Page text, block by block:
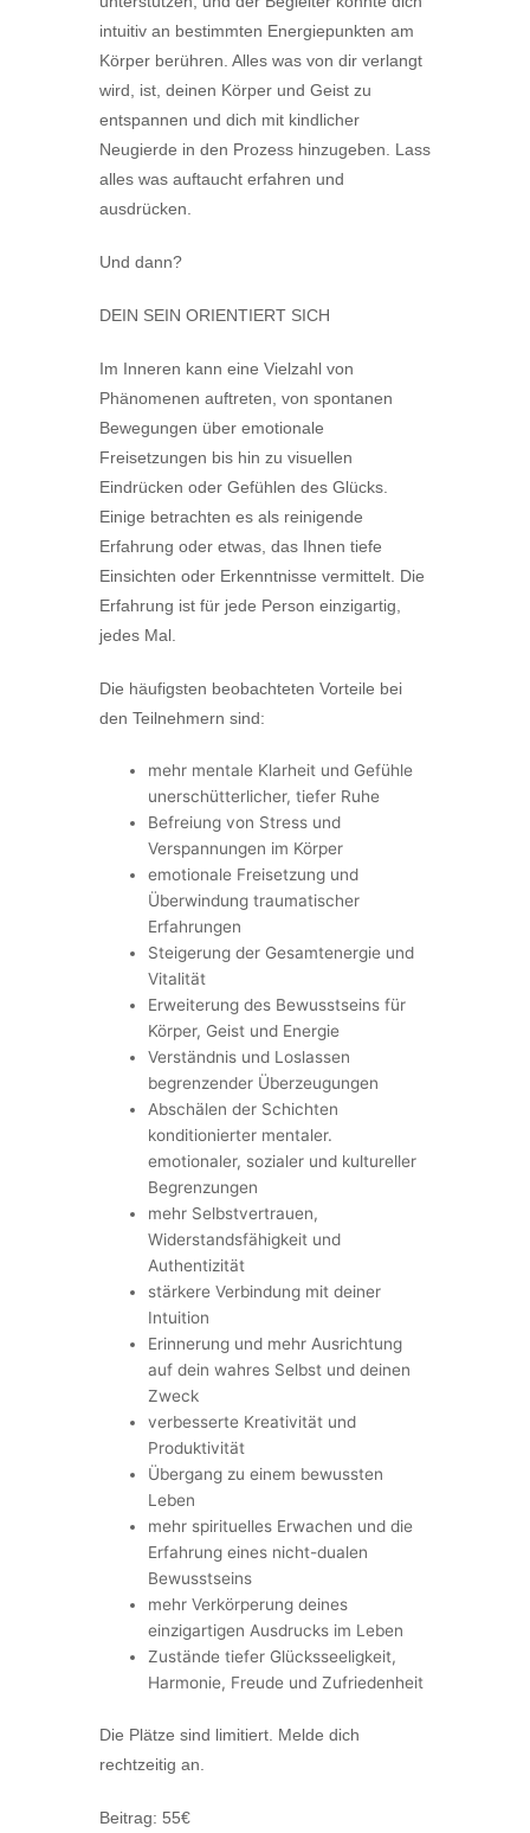
intuitiv an bestimmten Energiepunkten am
Körper berühren. Alles was von dir verlangt
wird, ist, deinen Körper und Geist zu
entspannen und dich mit kindlicher
Neugierde in den Prozess hinzugeben. Lass
alles was auftaucht erfahren und
ausdrücken.
Und dann?
DEIN SEIN ORIENTIERT SICH
Im Inneren kann eine Vielzahl von
Phänomenen auftreten, von spontanen
Bewegungen über emotionale
Freisetzungen bis hin zu visuellen
Eindrücken oder Gefühlen des Glücks.
Einige betrachten es als reinigende
Erfahrung oder etwas, das Ihnen tiefe
Einsichten oder Erkenntnisse vermittelt. Die
Erfahrung ist für jede Person einzigartig,
jedes Mal.
Die häufigsten beobachteten Vorteile bei
den Teilnehmern sind:
mehr mentale Klarheit und Gefühle
unerschütterlicher, tiefer Ruhe
Befreiung von Stress und
Verspannungen im Körper
emotionale Freisetzung und
Überwindung traumatischer
Erfahrungen
Steigerung der Gesamtenergie und
Vitalität
Erweiterung des Bewusstseins für
Körper, Geist und Energie
Verständnis und Loslassen
begrenzender Überzeugungen
Abschälen der Schichten
konditionierter mentaler.
emotionaler, sozialer und kultureller
Begrenzungen
mehr Selbstvertrauen,
Widerstandsfähigkeit und
Authentizität
stärkere Verbindung mit deiner
Intuition
Erinnerung und mehr Ausrichtung
auf dein wahres Selbst und deinen
Zweck
verbesserte Kreativität und
Produktivität
Übergang zu einem bewussten
Leben
mehr spirituelles Erwachen und die
Erfahrung eines nicht-dualen
Bewusstseins
mehr Verkörperung deines
einzigartigen Ausdrucks im Leben
Zustände tiefer Glücksseeligkeit,
Harmonie, Freude und Zufriedenheit
Die Plätze sind limitiert. Melde dich
rechtzeitig an.
Beitrag: 55€